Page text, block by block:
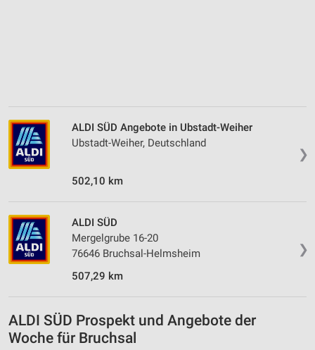
❯
ALDI SÜD Angebote in Ubstadt-Weiher
Ubstadt-Weiher, Deutschland
502,10 km
❯
ALDI SÜD
Mergelgrube 16-20
76646 Bruchsal-Helmsheim
507,29 km
ALDI SÜD Prospekt und Angebote der
Woche für Bruchsal